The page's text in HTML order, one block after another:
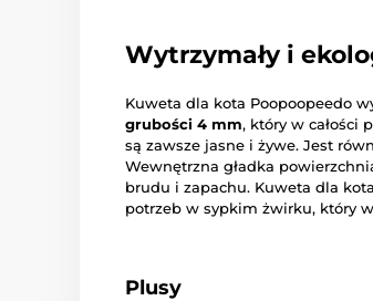
Wytrzymały i
Kuweta dla kota Poopoopeedo
grubości 4 mm, który w całości
są zawsze jasne i żywe. Jest
Wewnętrzna gładka
brudu i zapachu. Kuweta dla
potrzeb w sypkim żwirku, który
Plusy